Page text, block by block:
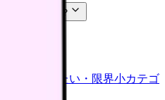
ばいいですか？
リ
辞めたい・限界小カテゴ